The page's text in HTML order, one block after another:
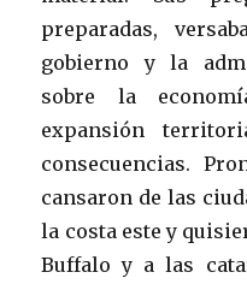
preparadas,
gobierno y la
sobre la
expansión
consecuencias.
cansaron de las
la costa este y
Buffalo y a las